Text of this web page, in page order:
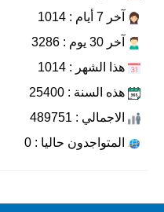
آخر 7 أيام : 1014
آخر 30 يوم : 3286
هذا الشهر : 1014
هذه السنة : 25400
الاجمالي : 489751
المتواجدون حاليا : 0